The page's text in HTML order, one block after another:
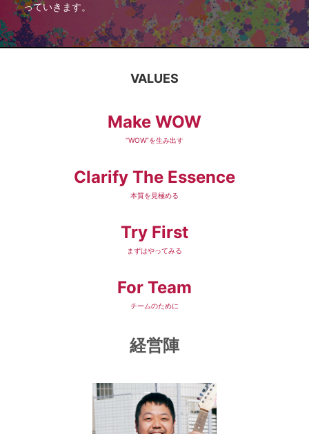
っていきます。
VALUES
Make WOW
“WOW”を生み出す
Clarify The Essence
本質を見極める
Try First
まずはやってみる
For Team
チームのために
経営陣